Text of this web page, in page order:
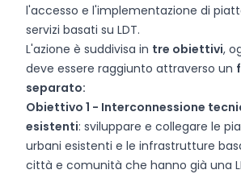
l'accesso e l'implementazione di
servizi basati su LDT.
L'azione è suddivisa in tre obiettivi,
deve essere raggiunto attraverso un
separato:
Obiettivo 1 - Interconnessione
esistenti: sviluppare e collegare le
urbani esistenti e le infrastrutture
città e comunità che hanno già una